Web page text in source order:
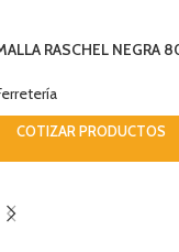
RASCHEL NEGRA
COTIZAR PRODUCTOS